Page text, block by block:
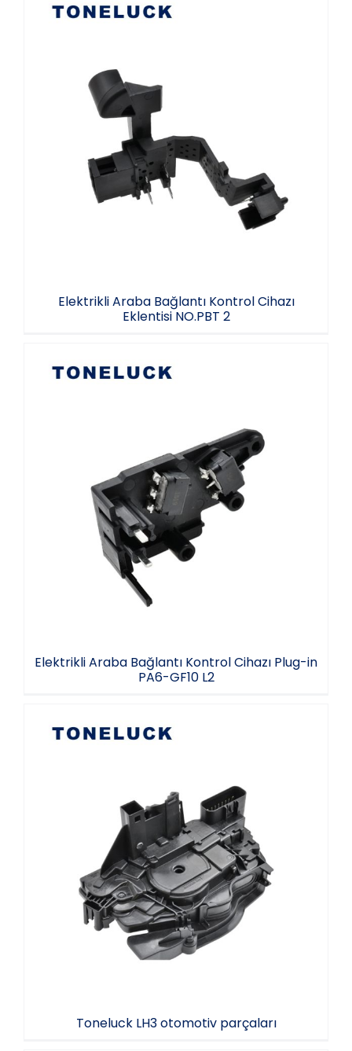
Elektrikli Araba Bağlantı Kontrol Cihazı
Eklentisi NO.PBT 2
Elektrikli Araba Bağlantı Kontrol Cihazı
Eklentisi NO.PBT 2
Elektrikli Araba Bağlantı Kontrol Cihazı
Plug-in PA6-GF10 L2
Elektrikli Araba Bağlantı Kontrol Cihazı Plug-in
PA6-GF10 L2
Toneluck LH3 otomotiv parçaları
Toneluck LH3 otomotiv parçaları